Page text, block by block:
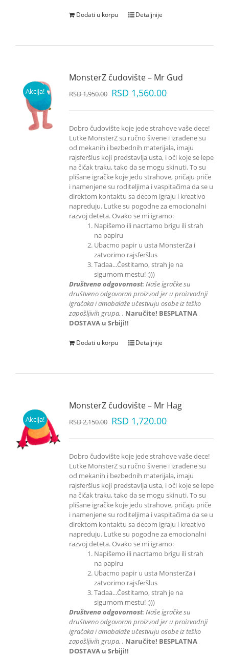
Dodati u korpu Detaljnije
Akcija!
MonsterZ čudovište – Mr Gud
RSD1,950.00 RSD 1,560.00
Dobro čudovište koje jede strahove vaše dece!
Lutke MonsterZ su ručno šivene i izrađene su
od mekanih i bezbednih materijala, imaju
rajsferšlus koji predstavlja usta, i oči koje se lepe
na čičak traku, tako da se mogu skinuti. To su
plišane igračke koje jedu strahove, pričaju priče
i namenjene su roditeljima i vaspitačima da se u
direktom kontaktu sa decom igraju i kreativo
napreduju. Lutke su pogodne za emocionalni
razvoj deteta. Ovako se mi igramo:
Napišemo ili nacrtamo brigu ili strah
na papiru
Ubacmo papir u usta MonsterZa i
zatvorimo rajsferšlus
Tadaa...Čestitamo, strah je na
sigurnom mestu! :)))
Društvena odgovornost: Naše igračke su
društveno odgovoran proizvod jer u proizvodnji
igračaka i amabalaže učestvuju osobe iz teško
zapošljivih grupa. . Naručite! BESPLATNA
DOSTAVA u Srbiji!!
Dodati u korpu Detaljnije
Akcija!
MonsterZ čudovište – Mr Hag
RSD2,150.00 RSD 1,720.00
Dobro čudovište koje jede strahove vaše dece!
Lutke MonsterZ su ručno šivene i izrađene su
od mekanih i bezbednih materijala, imaju
rajsferšlus koji predstavlja usta, i oči koje se lepe
na čičak traku, tako da se mogu skinuti. To su
plišane igračke koje jedu strahove, pričaju priče
i namenjene su roditeljima i vaspitačima da se u
direktom kontaktu sa decom igraju i kreativo
napreduju. Lutke su pogodne za emocionalni
razvoj deteta. Ovako se mi igramo:
Napišemo ili nacrtamo brigu ili strah
na papiru
Ubacmo papir u usta MonsterZa i
zatvorimo rajsferšlus
Tadaa...Čestitamo, strah je na
sigurnom mestu! :)))
Društvena odgovornost: Naše igračke su
društveno odgovoran proizvod jer u proizvodnji
igračaka i amabalaže učestvuju osobe iz teško
zapošljivih grupa. . Naručite! BESPLATNA
DOSTAVA u Srbiji!!